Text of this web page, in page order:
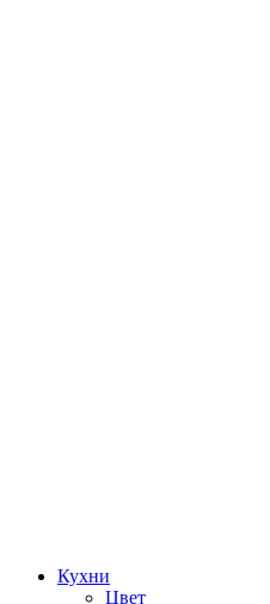
Кухни
Цвет